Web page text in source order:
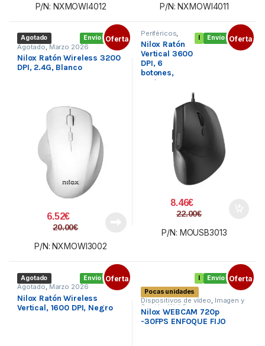
P/N: NXMOWI4012 P/N: NXMOWI4011
Envío gratis
Agotado Oferta
Agotado,Marzo 2026
Nilox Ratón Wireless 3200
DPI, 2.4G, Blanco
6.52€
20.00€
P/N: NXMOWI3002
Envío gratis
Oferta
Periféricos
Ratón con
cable, Teclado y
Ratón
Nilox Ratón
Vertical 3600
DPI, 6
botones,
negro
8.46€
22.00€
P/N: MOUSB3013
Envío gratis
Agotado Oferta
Agotado, Marzo 2026
Nilox Ratón Wireless
Vertical, 1600 DPI, Negro
Envío gratis
Oferta
Pocas unidades
Dispositivos de vídeo, Imagen y
Sonido WebCam
Nilox WEBCAM 720p
-30FPS ENFOQUE FIJO